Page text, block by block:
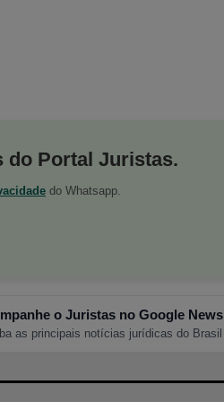
do Portal Juristas.
do Whatsapp.
o Juristas no Google News
as principais notícias jurídicas do Brasil